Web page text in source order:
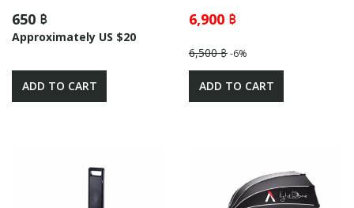
650 ฿
Approximately US $20
ADD TO CART
6,900 ฿
6,500 ฿-6%
ADD TO CART